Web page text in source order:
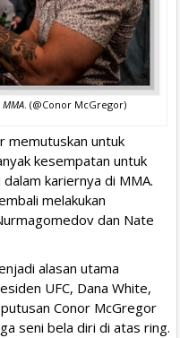
. (@Conor McGregor)
memutuskan untuk
kesempatan untuk
kariernya di MMA.
melakukan
dan Nate
alasan utama
UFC, Dana White,
Conor McGregor
seni bela diri di atas ring.